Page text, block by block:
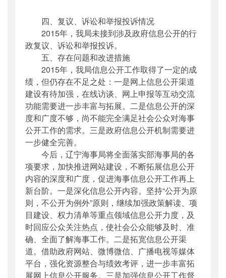
四、复议、诉讼和举报投诉情况
2015年，我局未接到涉及政府信息公开的行
政复议、诉讼和举报投诉。
五、存在问题和改进措施
2015年，我局信息公开工作取得了一定的成
绩，但仍存在不足之处：一是网上信息公开渠道
建设有待加强，在线访谈、网上申报等互动交流
功能需要进一步丰富与拓展。二是信息公开的深
度和广度不够，尚不能完全满足社会公众对海事
公开工作的需求。三是政府信息公开机制需要进
一步健全完善。
今后，辽宁海事局将全面落实部海事局的各
项要求，加快推进网站建设，不断拓展信息公开
内容的深度和广度，促进海事信息公开工作再上
新台阶。一是深化信息公开内容。坚持“公开为原
则，不公开为例外”原则，继续加强政策解读、项
目建设、权力清单等重点领域信息公开力度，及
时回应公众关注热点，使社会公众能够及时、准
确、全面了解海事工作。二是拓宽信息公开渠
道。借助政府网站、微博微信、广播电视等媒体
平台，强化资源整合与绩效考评，进一步丰富拓
展网上信息公开服务。三是加强信息公开工作督